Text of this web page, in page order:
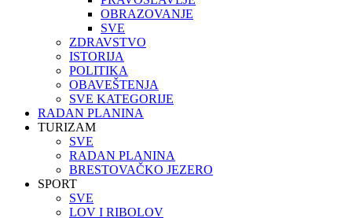
OBRAZOVANJE
SVE
ZDRAVSTVO
ISTORIJA
POLITIKA
OBAVEŠTENJA
SVE KATEGORIJE
RADAN PLANINA
TURIZAM
SVE
RADAN PLANINA
BRESTOVAČKO JEZERO
SPORT
SVE
LOV I RIBOLOV